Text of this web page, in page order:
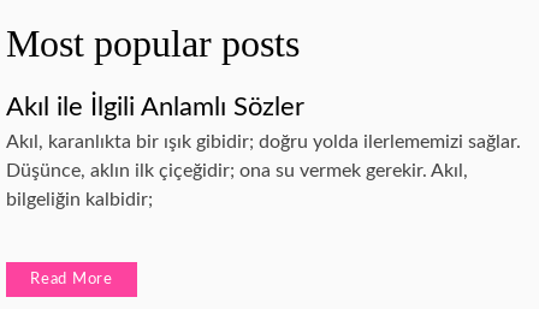
Most popular posts
Akıl ile İlgili Anlamlı Sözler
Akıl, karanlıkta bir ışık gibidir; doğru yolda ilerlememizi sağlar.
Düşünce, aklın ilk çiçeğidir; ona su vermek gerekir. Akıl,
bilgeliğin kalbidir;
Read More